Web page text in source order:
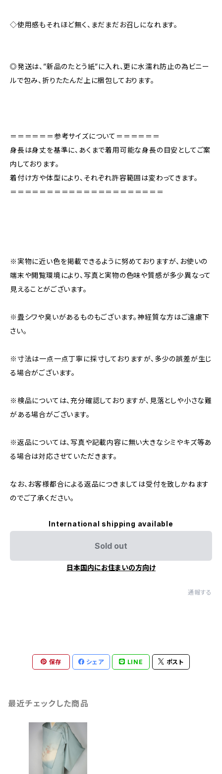
◇使用感もそれほど無く、まだまだお召しになれます。
◎発送は、”新品のたとう紙”に入れ、更に水濡れ防止の為ビニー
ルで包み、折りたたんだ上に梱包しております。
＝＝＝＝＝＝参考サイズについて＝＝＝＝＝＝
身長は身丈を基準に、あくまで着用可能な身長の目安としてご案
内しております。
着付け方や体型により、それぞれ許容範囲は変わってきます。
＝＝＝＝＝＝＝＝＝＝＝＝＝＝＝＝＝＝＝＝＝
※実物に近い色を掲載できるように努めておりますが、お使いの
端末や閲覧環境により、写真と実物の色味や質感が多少異なって
見えることがございます。
※畳シワや臭いがあるものもございます。神経質な方はご遠慮下
さい。
※寸法は一点一点丁寧に採寸しておりますが、多少の誤差が生じ
る場合がございます。
※検品については、充分確認しておりますが、見落としや小さな難
がある場合がございます。
※返品については、写真や記載内容に無い大きなシミやキズ等あ
る場合は対応させていただきます。
なお、お客様都合による返品につきましては受付を致しかねます
のでご了承ください。
International shipping available
Sold out
日本国内にお住まいの方向け
通報する
保存 シェア LINE ポスト
最近チェックした商品